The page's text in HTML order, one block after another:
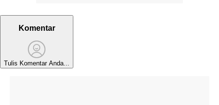
Komentar
Tulis Komentar Anda...